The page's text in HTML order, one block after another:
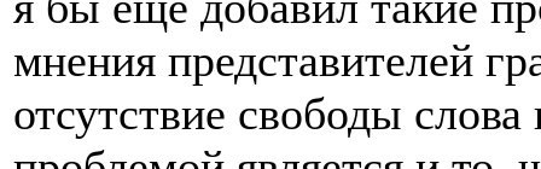
мнения представителей
отсутствие свободы